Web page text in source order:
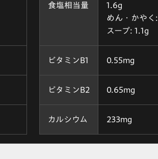
食塩相当量
1.6g
めん・かやく
スープ: 1.1g
ビタミンB1 0.55mg
ビタミンB2 0.65mg
カルシウム 233mg